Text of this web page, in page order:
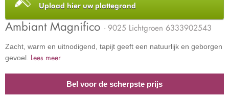
Upload hier uw plattegrond
Ambiant Magnifico - 9025 Lichtgroen 6333902543
Zacht, warm en uitnodigend, tapijt geeft een natuurlijk en geborgen
gevoel. Lees meer
Bel voor de scherpste prijs